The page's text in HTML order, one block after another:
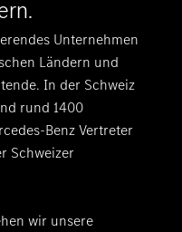
Unternehmen
Ländern und
In der Schweiz
rund 1400
Benz Vertreter
Schweizer
wir unsere